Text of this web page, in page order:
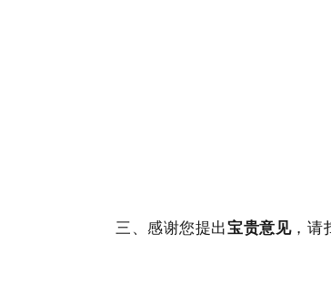
三、感谢您提出宝贵意见，请